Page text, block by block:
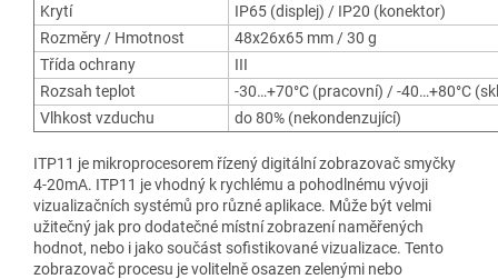
Krytí
IP65 (displej) / IP20 (konektor)
Rozměry / Hmotnost
48x26x65 mm / 30 g
Třída ochrany
III
Rozsah teplot
-30…+70°C (pracovní) / -40…+80°C
Vlhkost vzduchu
do 80% (nekondenzující)
ITP11 je mikroprocesorem řízený digitální zobrazovač smyčky
4-20mA. ITP11 je vhodný k rychlému a pohodlnému vývoji
vizualizačních systémů pro různé aplikace. Může být velmi
užitečný jak pro dodatečné místní zobrazení naměřených
hodnot, nebo i jako součást sofistikované vizualizace. Tento
zobrazovač procesu je volitelně osazen zelenými nebo